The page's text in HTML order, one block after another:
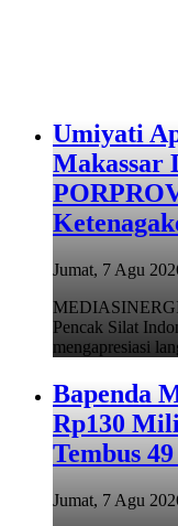
Umiyati
Makassar
Jumat, 7 Agu
Pencak Silat
mengapresiasi
Bapenda
Rp130
Tembus
Jumat, 7 Agu